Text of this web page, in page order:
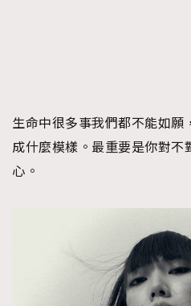
生命中很多事我們都不能如願
成什麼模樣。最重要是你對不
心。